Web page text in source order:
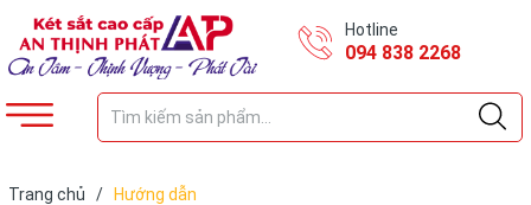
Hotline
094 838 2268
Trang chủ / Hướng dẫn